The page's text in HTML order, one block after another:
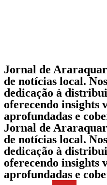
Jornal de
de notícias local.
dedicação à
oferecendo insights
aprofundadas e
Jornal de
de notícias local.
dedicação à
oferecendo insights
aprofundadas e